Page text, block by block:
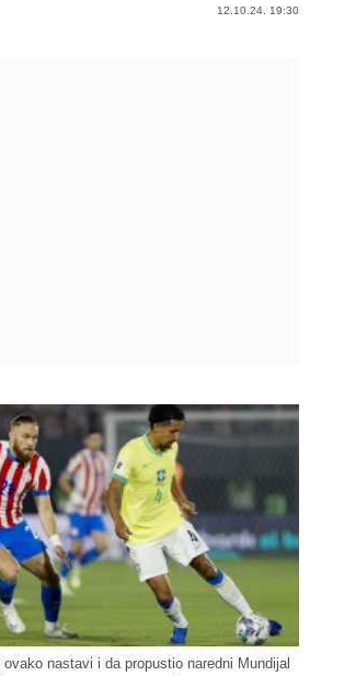
12.10.24. 19:30
nastavi i da propustio naredni Mundijal